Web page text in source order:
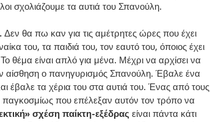
σχολιάζουμε τα αυτιά του Σπανούλη.
Δεν θα πω καν για τις αμέτρητες ώρες που έχει
του, τα παιδιά του, τον εαυτό του, όποιος έχει
θέμα είναι απλό για μένα. Μέχρι να αρχίσει να
αίσθηση ο πανηγυρισμός Σπανούλη. Έβαλε ένα
έβαλε τα χέρια του στα αυτιά του. Ένας από τους
που επέλεξαν αυτόν τον τρόπο να
σχέση παίκτη-εξέδρας είναι πάντα κάτι